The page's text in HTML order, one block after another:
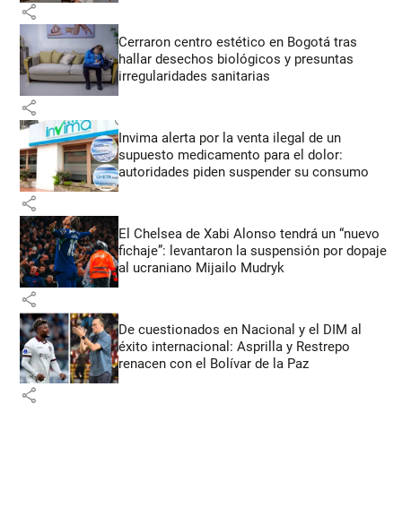
share
Cerraron centro estético en Bogotá tras
hallar desechos biológicos y presuntas
irregularidades sanitarias
share
Invima alerta por la venta ilegal de un
supuesto medicamento para el dolor:
autoridades piden suspender su consumo
share
El Chelsea de Xabi Alonso tendrá un “nuevo
fichaje”: levantaron la suspensión por dopaje
al ucraniano Mijailo Mudryk
share
De cuestionados en Nacional y el DIM al
éxito internacional: Asprilla y Restrepo
renacen con el Bolívar de la Paz
share